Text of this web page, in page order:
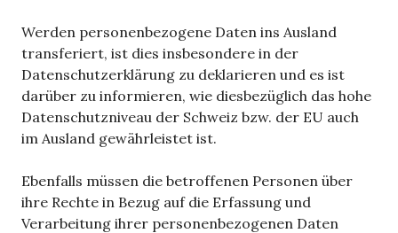
Werden personenbezogene Daten ins Ausland
transferiert, ist dies insbesondere in der
Datenschutzerklärung zu deklarieren und es ist
darüber zu informieren, wie diesbezüglich das hohe
Datenschutzniveau der Schweiz bzw. der EU auch
im Ausland gewährleistet ist.
Ebenfalls müssen die betroffenen Personen über
ihre Rechte in Bezug auf die Erfassung und
Verarbeitung ihrer personenbezogenen Daten